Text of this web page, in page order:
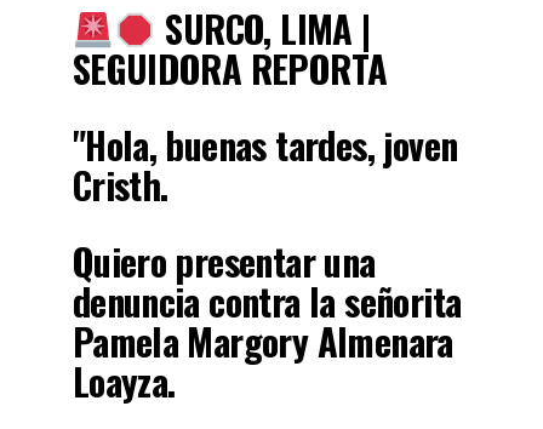
SURCO, LIMA |
SEGUIDORA REPORTA
"Hola, buenas tardes, joven
Cristh.
Quiero presentar una
denuncia contra la señorita
Pamela Margory Almenara
Loayza.